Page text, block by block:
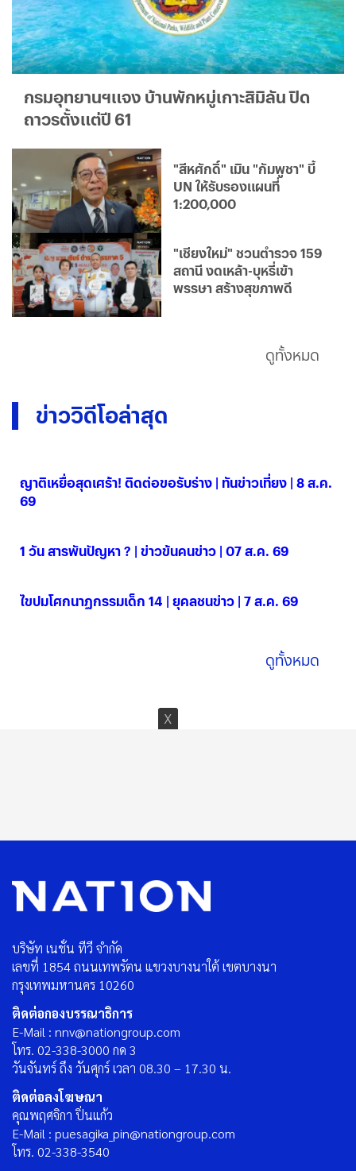
กรมอุทยานฯแจง บ้านพักหมู่เกาะสิมิลัน ปิด
ถาวรตั้งแต่ปี 61
"สีหศักดิ์" เมิน "กัมพูชา" บี้
UN ให้รับรองแผนที่
1:200,000
"เชียงใหม่" ชวนตำรวจ 159
สถานี งดเหล้า-บุหรี่เข้า
พรรษา สร้างสุขภาพดี
ดูทั้งหมด
ข่าววิดีโอล่าสุด
ญาติเหยื่อสุดเศร้า! ติดต่อขอรับร่าง | ทันข่าวเที่ยง | 8 ส.ค.
69
1 วัน สารพันปัญหา ? | ข่าวข้นคนข่าว | 07 ส.ค. 69
ไขปมโศกนาฏกรรมเด็ก 14 | ยุคลชนข่าว | 7 ส.ค. 69
ดูทั้งหมด
บริษัท เนชั่น ทีวี จำกัด
เลขที่ 1854 ถนนเทพรัตน แขวงบางนาใต้ เขตบางนา
กรุงเทพมหานคร 10260
ติดต่อกองบรรณาธิการ
E-Mail : nnv@nationgroup.com
โทร. 02-338-3000 กด 3
วันจันทร์ ถึง วันศุกร์ เวลา 08.30 – 17.30 น.
ติดต่อลงโฆษณา
คุณพฤศจิกา ปิ่นแก้ว
E-Mail : puesagika_pin@nationgroup.com
โทร. 02-338-3540